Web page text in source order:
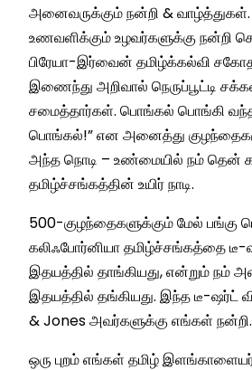
அனைவருக்கும் நன்றி & வாழ்த்துகள்.
உணவளிக்கும் உழவர்களுக்கு நன்றி
பிரேயா-இர்வைன் தமிழ்க்கல்வி
இணைந்து அறிவால் நெருப்பூட்டி
சமைத்தார்கள். பொங்கல் பொங்கி
பொங்கல்!” என அனைத்து
அந்த நொடி – உண்மையில் நம் தென்
தமிழ்ச்சங்கத்தின் உயிர் நாடி.
500-குழந்தைகளுக்கும் மேல் பங்கு
கலிஃபோர்னியா தமிழ்ச்சங்கத்தை
இதயத்தில் தாங்கியது, என்றும் நம்
இதயத்தில் தங்கியது. இந்த டீ-ஷர்ட்
& Jones அவர்களுக்கு எங்கள் நன்றி.
ஒரு புறம் எங்கள் தமிழ்